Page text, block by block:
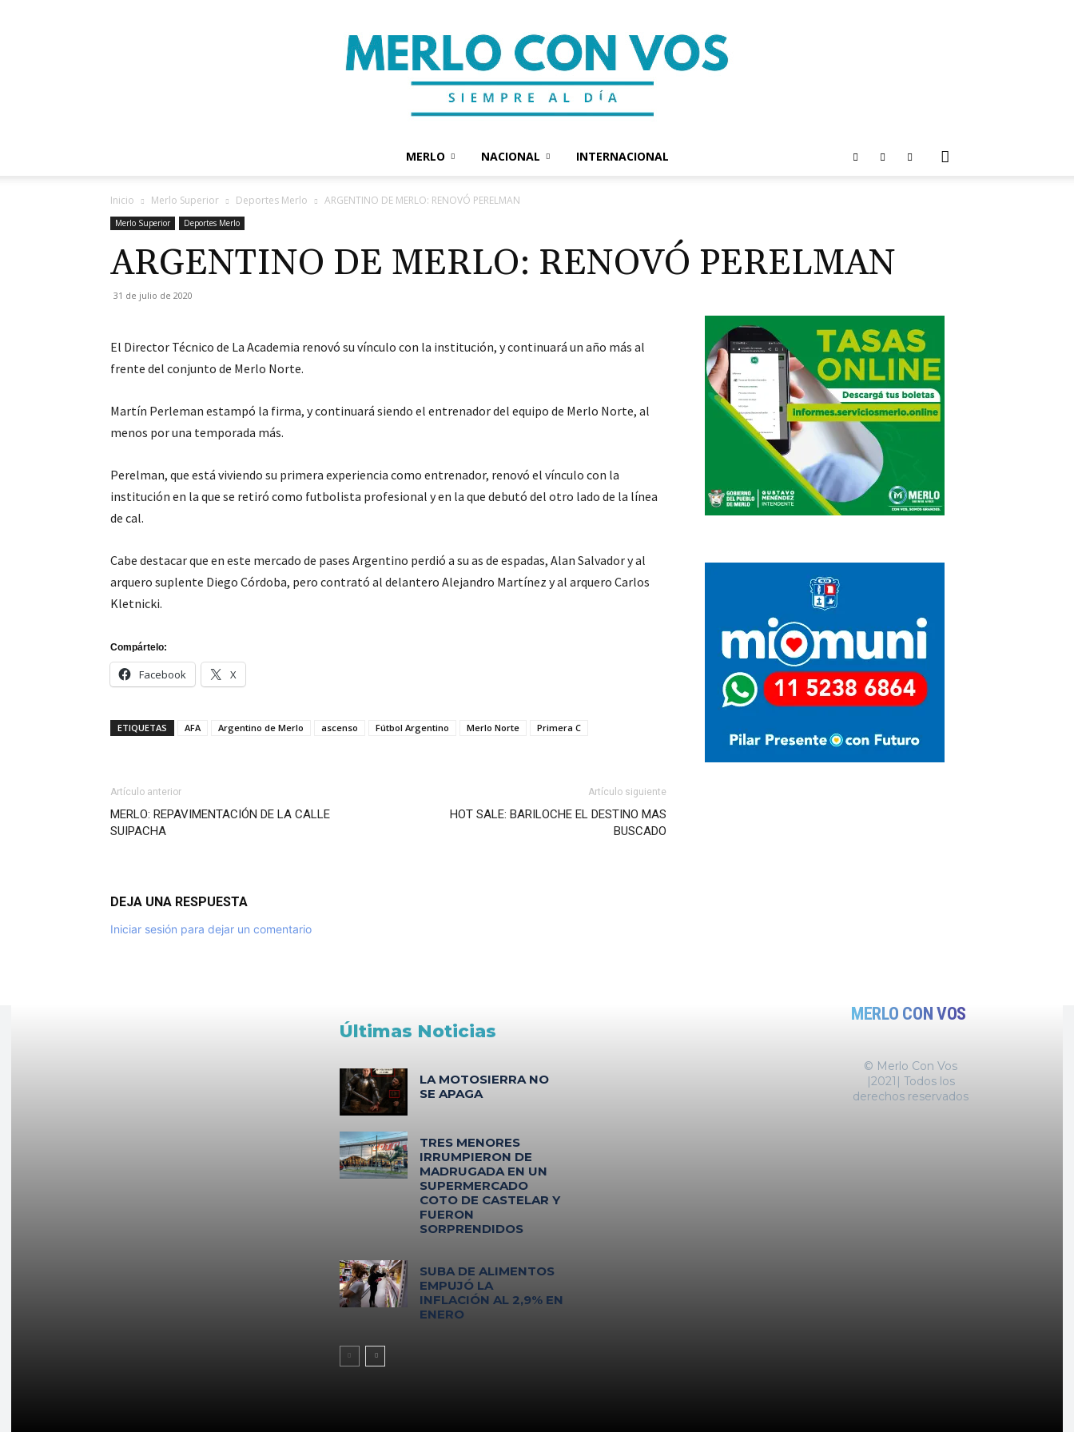
MERLO NACIONAL INTERNACIONAL
Inicio Merlo Superior Deportes Merlo ARGENTINO DE MERLO: RENOVÓ PERELMAN
Merlo Superior Deportes Merlo
ARGENTINO DE MERLO: RENOVÓ PERELMAN
31 de julio de 2020
El Director Técnico de La Academia renovó su vínculo con la institución, y continuará un año más al
frente del conjunto de Merlo Norte.
Martín Perleman estampó la firma, y continuará siendo el entrenador del equipo de Merlo Norte, al
menos por una temporada más.
Perelman, que está viviendo su primera experiencia como entrenador, renovó el vínculo con la
institución en la que se retiró como futbolista profesional y en la que debutó del otro lado de la línea
de cal.
Cabe destacar que en este mercado de pases Argentino perdió a su as de espadas, Alan Salvador y al
arquero suplente Diego Córdoba, pero contrató al delantero Alejandro Martínez y al arquero Carlos
Kletnicki.
Compártelo:
Facebook X
ETIQUETAS AFA Argentino de Merlo ascenso Fútbol Argentino Merlo Norte Primera C
Artículo anterior
MERLO: REPAVIMENTACIÓN DE LA CALLE
SUIPACHA
Artículo siguiente
HOT SALE: BARILOCHE EL DESTINO MAS
BUSCADO
DEJA UNA RESPUESTA
Iniciar sesión para dejar un comentario
Últimas Noticias
LA MOTOSIERRA NO
SE APAGA
TRES MENORES
IRRUMPIERON DE
MADRUGADA EN UN
SUPERMERCADO
COTO DE CASTELAR Y
FUERON
SORPRENDIDOS
SUBA DE ALIMENTOS
EMPUJÓ LA
INFLACIÓN AL 2,9% EN
ENERO
MERLO CON VOS
© Merlo Con Vos
|2021| Todos los
derechos reservados